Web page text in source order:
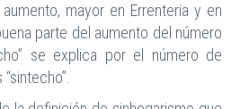
mayor en Errenteria y en
parte del aumento del número
se explica por el número de